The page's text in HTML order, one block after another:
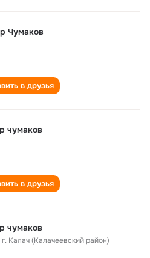
Чумаков
в друзья
чумаков
в друзья
чумаков
г. Калач (Калачеевский район)